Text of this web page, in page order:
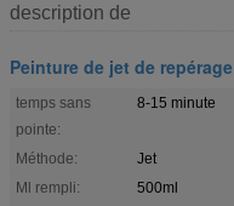
description de
Peinture de jet de repérage
temps sans
pointe:
8-15 minute
Méthode:
Jet
Ml rempli:
500ml